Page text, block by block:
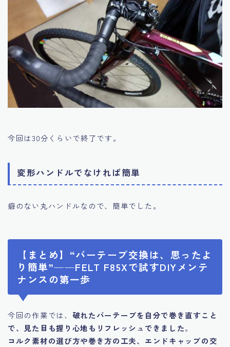
今回は30分くらいで終了です。
変形ハンドルでなければ簡単
癖のない丸ハンドルなので、簡単でした。
【まとめ】“バーテープ交換は、思ったよ
り簡単”——FELT F85Xで試すDIYメンテ
ナンスの第一歩
今回の作業では、 破れたバーテープを自分で巻き直すこと
で、見た目も握り心地もリフレッシュできました。
コルク素材の選び方や巻き方の工夫、エンドキャップの交